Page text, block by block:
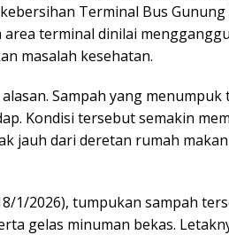
Terminal Bus
terminal dinilai
masalah kesehatan.
Sampah yang
Kondisi tersebut semakin
jauh dari deretan rumah
1/2026), tumpukan sampah
gelas minuman bekas.